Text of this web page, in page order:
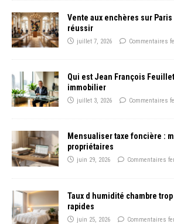
Vente aux enchères sur
réussir
juillet 7, 2026 Commentaires
Qui est Jean François
immobilier
juillet 3, 2026 Commentaires
Mensualiser taxe foncière :
propriétaires
juin 29, 2026 Commentaires
Taux d humidité chambre
rapides
juin 25, 2026 Commentaires